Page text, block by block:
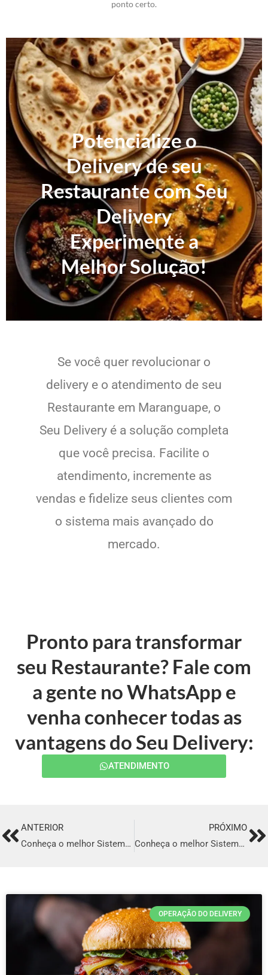
ponto certo.
Potencialize o
Delivery de seu
Restaurante com Seu
Delivery
Experimente a
Melhor Solução!
Se você quer revolucionar o
delivery e o atendimento de seu
Restaurante em Maranguape, o
Seu Delivery é a solução completa
que você precisa. Facilite o
atendimento, incremente as
vendas e fidelize seus clientes com
o sistema mais avançado do
mercado.
Pronto para transformar
seu Restaurante? Fale com
a gente no WhatsApp e
venha conhecer todas as
vantagens do Seu Delivery:
ATENDIMENTO
PrevANTERIOR
Conheça o melhor Sistema para Delivery em Itapipoca
PRÓXIMO
Conheça o melhor Sistema para Delivery em Bragança
OPERAÇÃO DO DELIVERY